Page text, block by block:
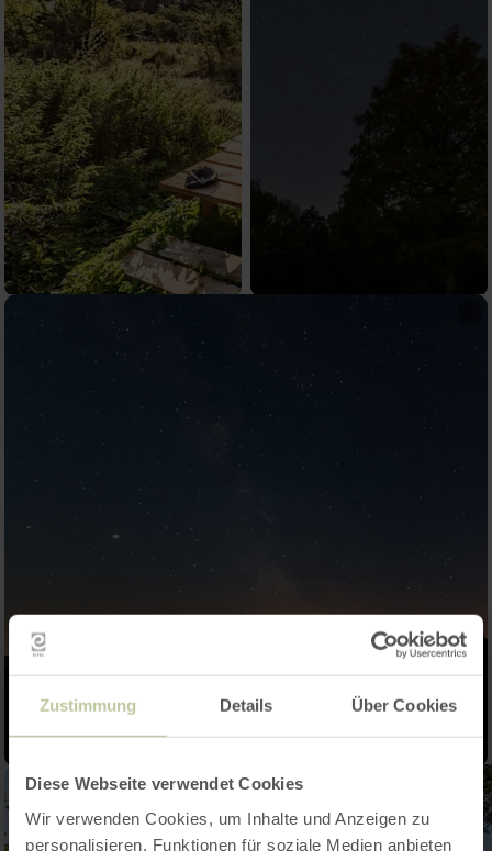
Zustimmung Details Über Cookies
Diese Webseite verwendet Cookies
Wir verwenden Cookies, um Inhalte und Anzeigen zu
personalisieren, Funktionen für soziale Medien anbieten